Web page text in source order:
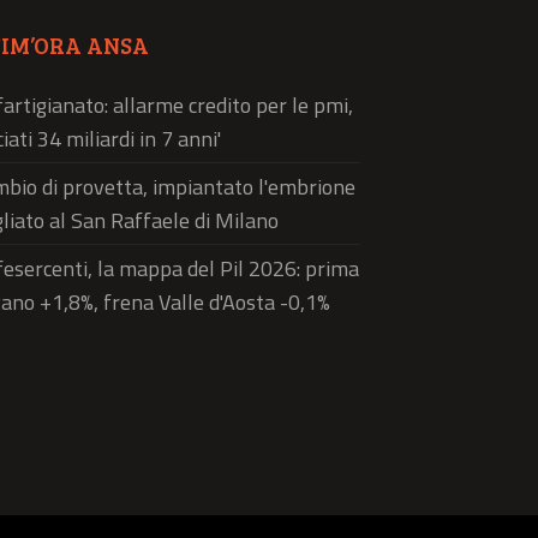
ANSA
allarme credito per le pmi,
34 miliardi in 7 anni'
di provetta, impiantato l'embrione
al San Raffaele di Milano
la mappa del Pil 2026: prima
+1,8%, frena Valle d'Aosta -0,1%